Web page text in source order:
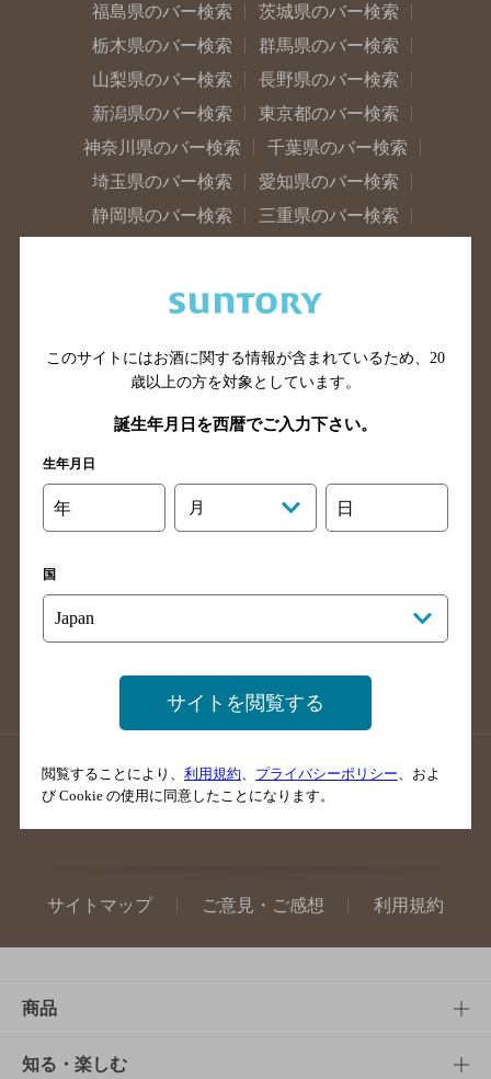
福島県のバー検索
茨城県のバー検索
栃木県のバー検索
群馬県のバー検索
山梨県のバー検索
長野県のバー検索
新潟県のバー検索
東京都のバー検索
神奈川県のバー検索
千葉県のバー検索
埼玉県のバー検索
愛知県のバー検索
静岡県のバー検索
三重県のバー検索
大阪府のバー検索
京都府のバー検索
兵庫県のバー検索
奈良県のバー検索
滋賀県のバー検索
和歌山県のバー検索
広島県のバー検索
岡山県のバー検索
山口県のバー検索
島根県のバー検索
徳島県のバー検索
香川県のバー検索
愛媛県のバー検索
大分県のバー検索
沖縄県のバー検索
店舗登録方法のご案内
店舗情報更新方法のご案内
掲載店舗様ログイン
サイトマップ ご意見・ご感想 利用規約
商品
商品TOP
知る・楽しむ
このサイトにはお酒に関する情報が含まれているため、 20
歳以上の方を対象としています。
誕生年月日を西暦でご入力下さい。
生年月日
年 月 日
国
サイトを閲覧する
閲覧することにより、 利用規約、 プライバシーポリシー、およ
び Cookie の使用に同意したことになります。